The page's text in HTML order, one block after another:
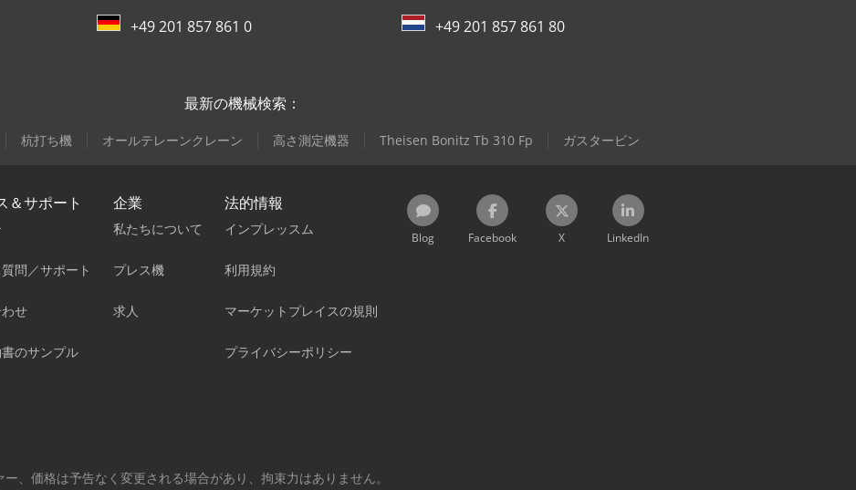
+49 201 857 861 0
+49 201 857 861 80
最新の機械検索：
杭打ち機 オールテレーンクレーン 高さ測定機器 Theisen Bonitz Tb 310 Fp ガスタービン
＆サポート
問／サポート
せ
のサンプル
企業
私たちについて
プレス機
求人
法的情報
インプレッスム
利用規約
マーケットプレイスの規則
プライバシーポリシー
Blog Facebook X LinkedIn
、価格は予告なく変更される場合があり、拘束力はありません。